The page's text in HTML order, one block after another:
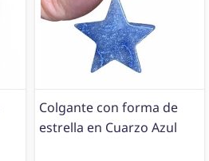
Colgante con forma de
estrella en Cuarzo Azul